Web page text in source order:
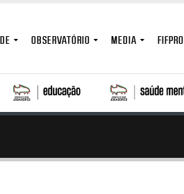
OBSERVATÓRIO MEDIA FIFPRO